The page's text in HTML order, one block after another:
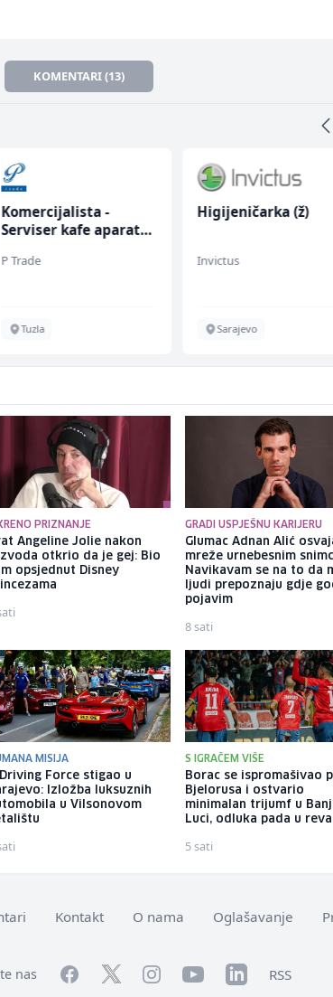
KOMENTARI (13)
Komercijalista -
Serviser kafe aparata
P Trade
Tuzla
Higijeničarka (ž)
Invictus
Sarajevo
PRIZNANJE
Angeline Jolie nakon
otkrio da je gej: Bio
opsjednut Disney
GRADI USPJEŠNU KARIJERU
Glumac Adnan Alić
mreže urnebesnim
Navikavam se na to da
ljudi prepoznaju gdje
pojavim
8 sati
MISIJA
Force stigao u
Izložba luksuznih
u Vilsonovom
S IGRAČEM VIŠE
Borac se ispromašivao
Bjelorusa i ostvario
minimalan trijumf u
Luci, odluka pada u
5 sati
Kontakt O nama Oglašavanje
nas FacebookTwitterInstagramYouTubeLinkedInRSS